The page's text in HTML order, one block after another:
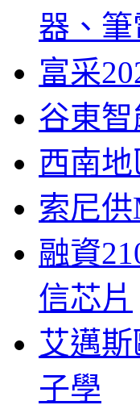
器、
富采
谷東
西南
索尼
融資
信芯片
艾邁
子學